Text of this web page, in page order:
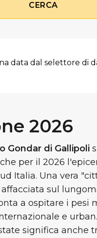
CERCA
2026
Gondar di Gallipoli
per il 2026
Italia. Una vera
sul
a ospitare i pesi
e
significa anche
data dal selettore di